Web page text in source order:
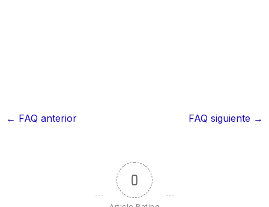
← FAQ anterior FAQ siguiente →
0